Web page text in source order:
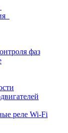
фаз
реле Wi-Fi